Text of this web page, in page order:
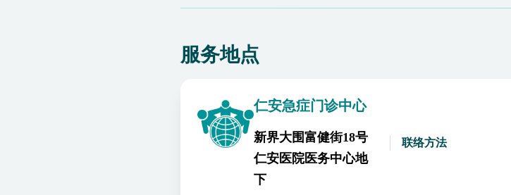
服务地点
仁安急症门诊中心
新界大围富健街18号
仁安医院医务中心地
下
联络方法